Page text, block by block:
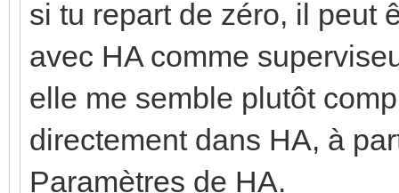
si tu repart de zéro, il peut
avec HA comme
elle me semble plutôt
directement dans HA, à
Paramètres de HA.